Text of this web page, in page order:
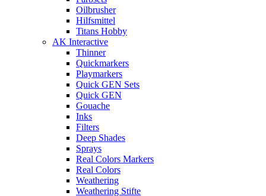
Oilbrusher
Hilfsmittel
Titans Hobby
AK Interactive
Thinner
Quickmarkers
Playmarkers
Quick GEN Sets
Quick GEN
Gouache
Inks
Filters
Deep Shades
Sprays
Real Colors Markers
Real Colors
Weathering
Weathering Stifte